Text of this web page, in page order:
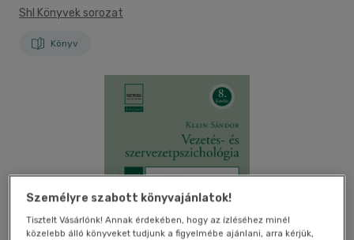
Shl Könyvek sorozat
Könyv
Személyre szabott könyvajánlatok!
Tisztelt Vásárlónk! Annak érdekében, hogy az ízléséhez minél
közelebb álló könyveket tudjunk a figyelmébe ajánlani, arra kérjük,